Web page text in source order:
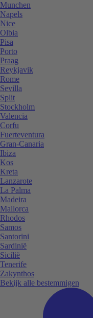
Munchen
Napels
Nice
Olbia
Pisa
Porto
Praag
Reykjavik
Rome
Sevilla
Split
Stockholm
Valencia
Corfu
Fuerteventura
Gran-Canaria
Ibiza
Kos
Kreta
Lanzarote
La Palma
Madeira
Mallorca
Rhodos
Samos
Santorini
Sardinië
Sicilië
Tenerife
Zakynthos
Bekijk alle bestemmigen